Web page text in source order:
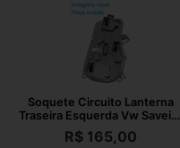
Soquete Circuito Lanterna
Traseira Esquerda Vw Saveiro
2018
R$165,00